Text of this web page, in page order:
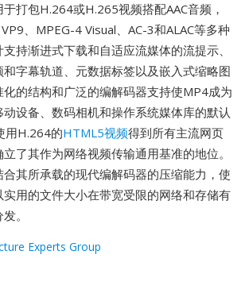
打包H.264或H.265视频搭配AAC音频，
、MPEG-4 Visual、AC-3和ALAC等多种
持渐进式下载和自适应流媒体的流提示、
字幕轨道、元数据标签以及嵌入式缩略图
的结构和广泛的编解码器支持使MP4成为
设备、数码相机和操作系统媒体库的默认
用H.264的HTML5视频得到所有主流网页
了其作为网络视频传输通用基准的地位。
其所承载的现代编解码器的压缩能力，使
用的文件大小在带宽受限的网络和存储有
。
Experts Group